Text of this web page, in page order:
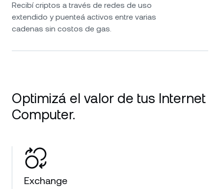
Recibí criptos a través de redes de uso
extendido y puenteá activos entre varias
cadenas sin costos de gas.
Optimizá el valor de tus Internet
Computer.
Exchange